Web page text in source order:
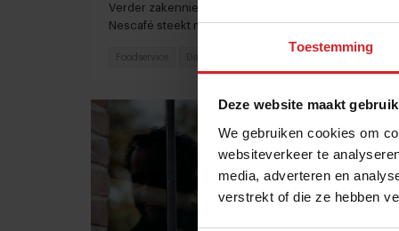
Toestemming
Deze website maakt
We gebruiken cookies om
websiteverkeer te
media, adverteren en
verstrekt of die ze hebben
Verder zakennieuws over McPlant-burgers én
Nescafé steekt miljard in duurzame koffieteelt
Foodservice